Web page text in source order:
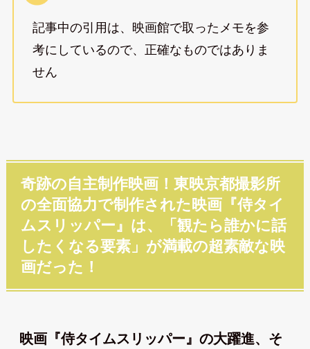
記事中の引用は、映画館で取ったメモを参
考にしているので、正確なものではありま
せん
奇跡の自主制作映画！東映京都撮影所
の全面協力で制作された映画『侍タイ
ムスリッパー』は、「観たら誰かに話
したくなる要素」が満載の超素敵な映
画だった！
映画『侍タイムスリッパー』の大躍進、そ